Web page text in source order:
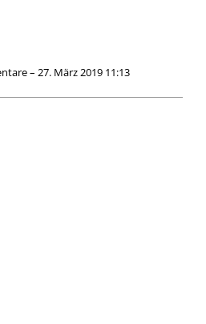
– 27. März 2019 11:13